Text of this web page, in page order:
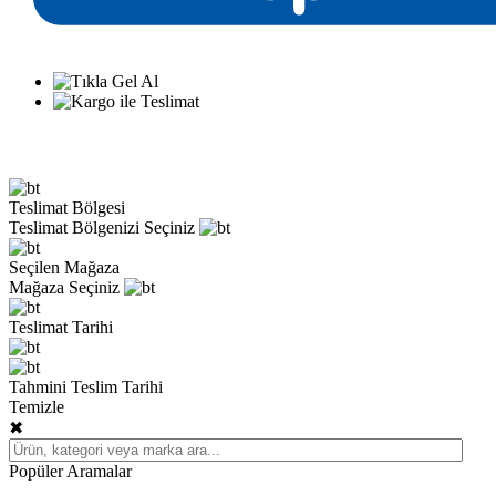
Teslimat Bölgesi
Teslimat Bölgenizi Seçiniz
Seçilen Mağaza
Mağaza Seçiniz
Teslimat Tarihi
Tahmini Teslim Tarihi
Temizle
✖
Popüler Aramalar